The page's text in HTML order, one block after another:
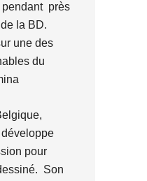
pendant près
la BD.
une des
du
développe
pour
Son